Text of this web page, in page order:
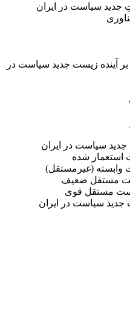
جدید سیاست در ایران
بر آینده زیست جدید سیاست در